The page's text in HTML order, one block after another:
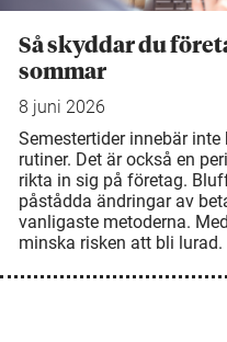
Så skyddar du
sommar
8 juni 2026
Semestertider innebär
rutiner. Det är också en
rikta in sig på företag.
påstådda ändringar av
vanligaste metoderna.
minska risken att bli lurad.